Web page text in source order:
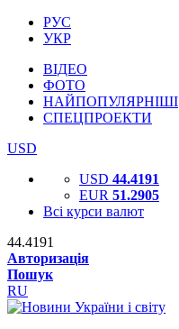
РУС
УКР
ВІДЕО
ФОТО
НАЙПОПУЛЯРНІШІ
СПЕЦПРОЕКТИ
USD
USD 44.4191
EUR 51.2905
Всі курси валют
44.4191
Авторизація
Пошук
RU